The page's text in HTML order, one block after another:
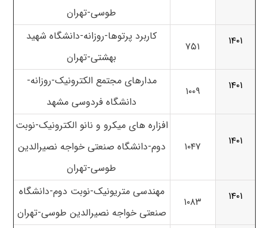
طوسی-تهران
۱۴۰۱
۷۵۱
کاربرد پرتوها-روزانه-دانشگاه شهید
بهشتی-تهران
۱۴۰۱
۱۰۰۹
مدارهای مجتمع الکترونیک-روزانه-
دانشگاه فردوسی مشهد
۱۴۰۱ ۱۰۴۷
افزاره های میکرو و نانو الکترونیک-نوبت
دوم-دانشگاه صنعتی خواجه نصیرالدین
طوسی-تهران
۱۴۰۱
۱۰۸۳
مهندسی متریونیک-نوبت دوم-دانشگاه
صنعتی خواجه نصیرالدین طوسی-تهران